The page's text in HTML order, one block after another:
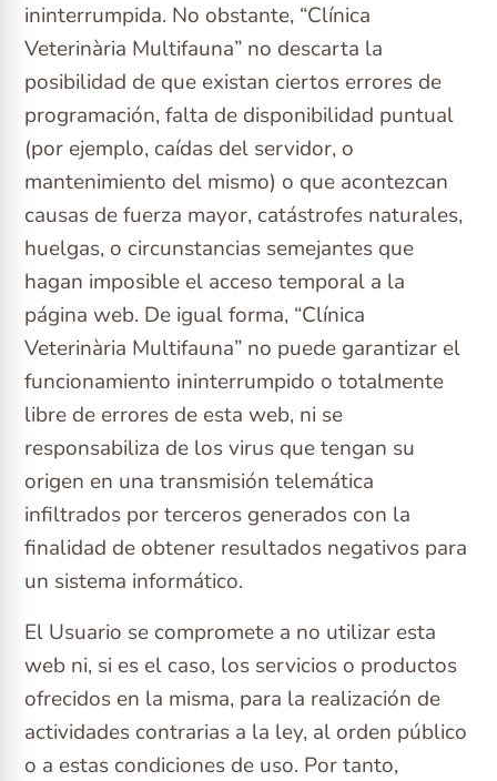
ininterrumpida. No obstante, “Clínica
Veterinària Multifauna” no descarta la
posibilidad de que existan ciertos errores de
programación, falta de disponibilidad puntual
(por ejemplo, caídas del servidor, o
mantenimiento del mismo) o que acontezcan
causas de fuerza mayor, catástrofes naturales,
huelgas, o circunstancias semejantes que
hagan imposible el acceso temporal a la
página web. De igual forma, “Clínica
Veterinària Multifauna” no puede garantizar el
funcionamiento ininterrumpido o totalmente
libre de errores de esta web, ni se
responsabiliza de los virus que tengan su
origen en una transmisión telemática
infiltrados por terceros generados con la
finalidad de obtener resultados negativos para
un sistema informático.
El Usuario se compromete a no utilizar esta
web ni, si es el caso, los servicios o productos
ofrecidos en la misma, para la realización de
actividades contrarias a la ley, al orden público
o a estas condiciones de uso. Por tanto,